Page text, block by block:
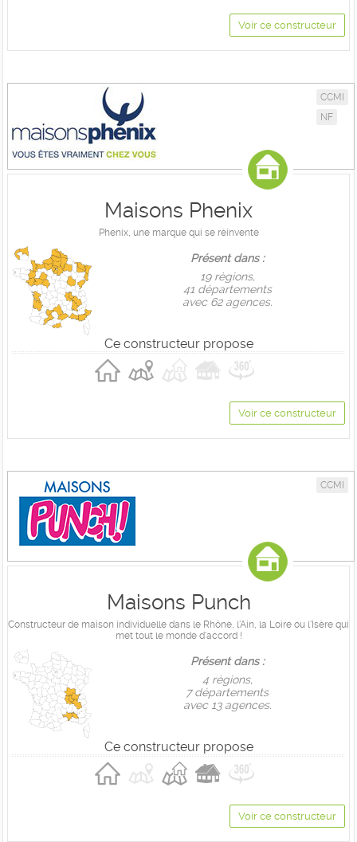
Voir ce constructeur
CCMI
NF
Maisons Phenix
Phenix, une marque qui se réinvente
Présent dans :
19 règions,
41 départements
avec 62 agences.
Ce constructeur propose
Voir ce constructeur
CCMI
Maisons Punch
Constructeur de maison individuelle dans le Rhône, l'Ain, la Loire ou l'Isère qui
met tout le monde d'accord !
Présent dans :
4 règions,
7 départements
avec 13 agences.
Ce constructeur propose
Voir ce constructeur